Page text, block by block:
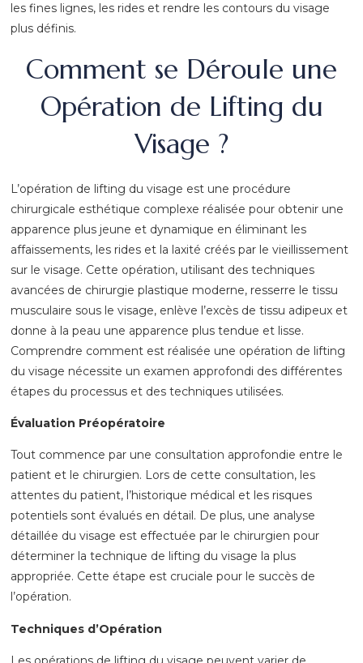
les fines lignes, les rides et rendre les contours du visage
plus définis.
Comment se Déroule une
Opération de Lifting du
Visage ?
L’opération de lifting du visage est une procédure
chirurgicale esthétique complexe réalisée pour obtenir une
apparence plus jeune et dynamique en éliminant les
affaissements, les rides et la laxité créés par le vieillissement
sur le visage. Cette opération, utilisant des techniques
avancées de chirurgie plastique moderne, resserre le tissu
musculaire sous le visage, enlève l’excès de tissu adipeux et
donne à la peau une apparence plus tendue et lisse.
Comprendre comment est réalisée une opération de lifting
du visage nécessite un examen approfondi des différentes
étapes du processus et des techniques utilisées.
Évaluation Préopératoire
Tout commence par une consultation approfondie entre le
patient et le chirurgien. Lors de cette consultation, les
attentes du patient, l’historique médical et les risques
potentiels sont évalués en détail. De plus, une analyse
détaillée du visage est effectuée par le chirurgien pour
déterminer la technique de lifting du visage la plus
appropriée. Cette étape est cruciale pour le succès de
l’opération.
Techniques d’Opération